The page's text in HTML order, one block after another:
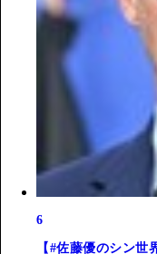
6
【#佐藤優のシン